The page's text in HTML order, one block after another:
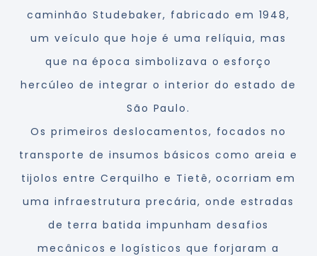
caminhão Studebaker, fabricado em 1948,
um veículo que hoje é uma relíquia, mas
que na época simbolizava o esforço
hercúleo de integrar o interior do estado de
São Paulo.
Os primeiros deslocamentos, focados no
transporte de insumos básicos como areia e
tijolos entre Cerquilho e Tietê, ocorriam em
uma infraestrutura precária, onde estradas
de terra batida impunham desafios
mecânicos e logísticos que forjaram a